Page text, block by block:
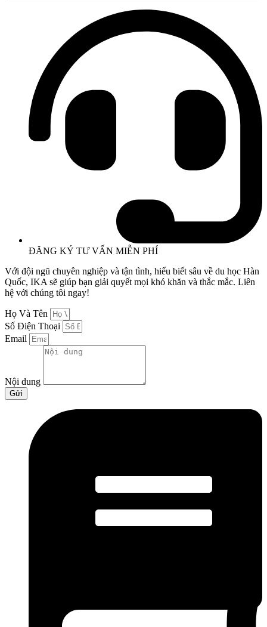
ĐĂNG KÝ TƯ VẤN MIỄN PHÍ
Với đội ngũ chuyên nghiệp và tận tình, hiểu biết sâu về du học Hàn
Quốc, IKA sẽ giúp bạn giải quyết mọi khó khăn và thắc mắc. Liên
hệ với chúng tôi ngay!
Họ Và Tên
Số Điện Thoại
Email
Nội dung
Gửi